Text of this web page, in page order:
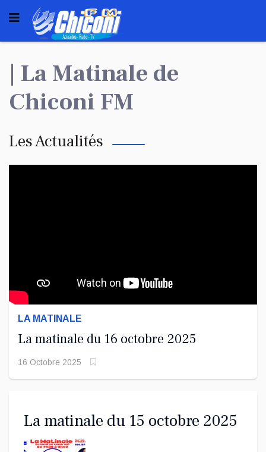
| La Matinale de
Chiconi FM
Les Actualités
LA MATINALE
La matinale du 16 octobre 2025
16 Octobre 2025
La matinale du 15 octobre 2025